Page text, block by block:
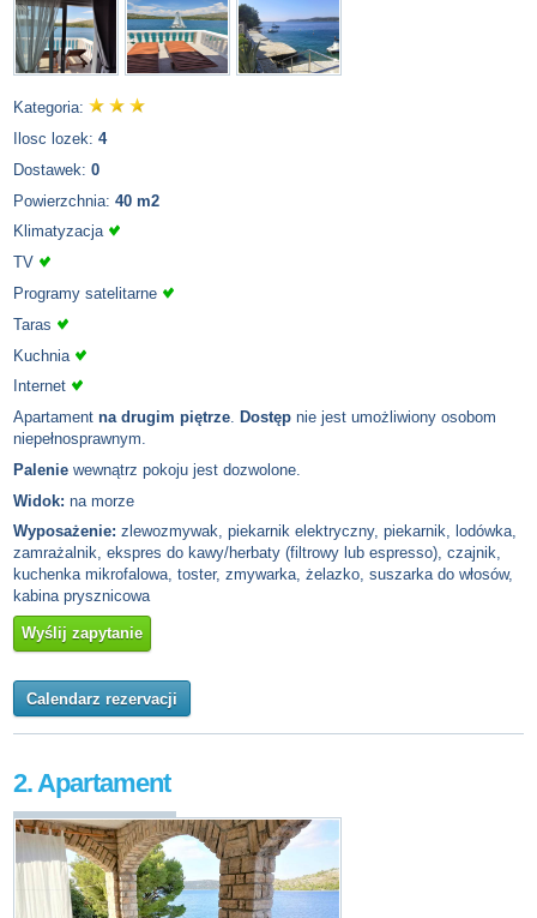
Kategoria:
Ilosc lozek: 4
Dostawek: 0
Powierzchnia: 40 m2
Klimatyzacja
TV
Programy satelitarne
Taras
Kuchnia
Internet
Apartament na drugim piętrze. Dostęp nie jest umożliwiony osobom
niepełnosprawnym.
Palenie wewnątrz pokoju jest dozwolone.
Widok: na morze
Wyposażenie: zlewozmywak, piekarnik elektryczny, piekarnik, lodówka,
zamrażalnik, ekspres do kawy/herbaty (filtrowy lub espresso), czajnik,
kuchenka mikrofalowa, toster, zmywarka, żelazko, suszarka do włosów,
kabina prysznicowa
Wyślij zapytanie
Calendarz rezervacji
2. Apartament